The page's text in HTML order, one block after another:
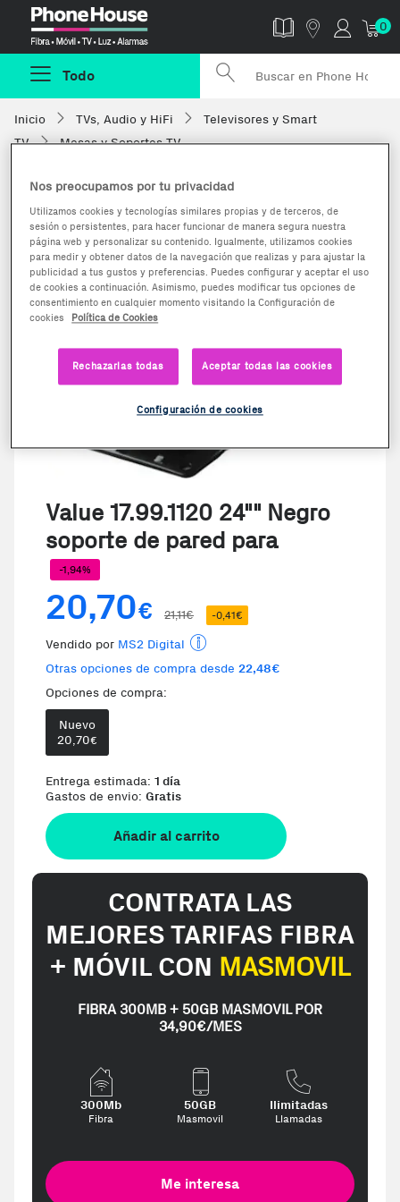
0
Todo
Inicio TVs, Audio y HiFi
Televisores y Smart
TV
Mesas y Soportes TV
Value 17.99.1120 24"" Negro
soporte de pared para
-1,94%
20,70€ 21,11€ -0,41€
Vendido por MS2 Digital
Otras opciones de compra desde 22,48€
Opciones de compra:
Nuevo
20,70€
Entrega estimada: 1 día
Gastos de envio: Gratis
Añadir al carrito
CONTRATA LAS
MEJORES TARIFAS FIBRA
+ MÓVIL CON MASMOVIL
FIBRA 300MB + 50GB MASMOVIL POR
34,90€/MES
300Mb
Fibra
50GB
Masmovil
Ilimitadas
Llamadas
Me interesa
Nos preocupamos por tu privacidad
Utilizamos cookies y tecnologías similares propias y de terceros, de
sesión o persistentes, para hacer funcionar de manera segura nuestra
página web y personalizar su contenido. Igualmente, utilizamos cookies
para medir y obtener datos de la navegación que realizas y para ajustar la
publicidad a tus gustos y preferencias. Puedes configurar y aceptar el uso
de cookies a continuación. Asimismo, puedes modificar tus opciones de
consentimiento en cualquier momento visitando la Configuración de
cookies
Política de Cookies
Rechazarlas todas Aceptar todas las cookies
Configuración de cookies